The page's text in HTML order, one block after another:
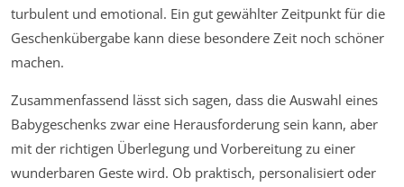
turbulent und emotional. Ein gut gewählter Zeitpunkt für die
Geschenkübergabe kann diese besondere Zeit noch schöner
machen.
Zusammenfassend lässt sich sagen, dass die Auswahl eines
Babygeschenks zwar eine Herausforderung sein kann, aber
mit der richtigen Überlegung und Vorbereitung zu einer
wunderbaren Geste wird. Ob praktisch, personalisiert oder